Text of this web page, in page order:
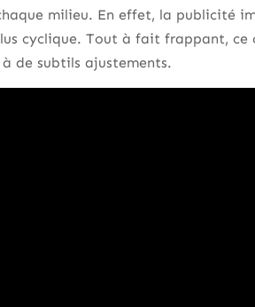
milieu. En effet, la publicité
cyclique. Tout à fait frappant,
de subtils ajustements.